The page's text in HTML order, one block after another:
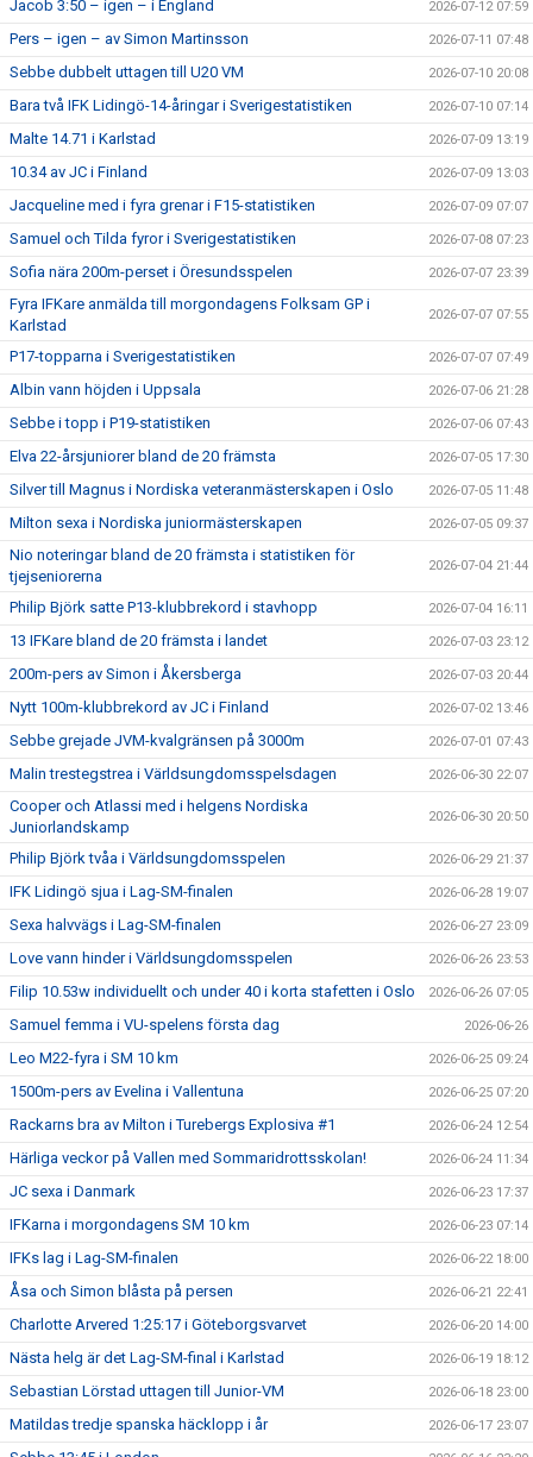
Jacob 3:50 – igen – i England 2026-07-12 07:59
Pers – igen – av Simon Martinsson 2026-07-11 07:48
Sebbe dubbelt uttagen till U20 VM 2026-07-10 20:08
Bara två IFK Lidingö-14-åringar i Sverigestatistiken 2026-07-10 07:14
Malte 14.71 i Karlstad 2026-07-09 13:19
10.34 av JC i Finland 2026-07-09 13:03
Jacqueline med i fyra grenar i F15-statistiken 2026-07-09 07:07
Samuel och Tilda fyror i Sverigestatistiken 2026-07-08 07:23
Sofia nära 200m-perset i Öresundsspelen 2026-07-07 23:39
Fyra IFKare anmälda till morgondagens Folksam GP i
Karlstad
2026-07-07 07:55
P17-topparna i Sverigestatistiken 2026-07-07 07:49
Albin vann höjden i Uppsala 2026-07-06 21:28
Sebbe i topp i P19-statistiken 2026-07-06 07:43
Elva 22-årsjuniorer bland de 20 främsta 2026-07-05 17:30
Silver till Magnus i Nordiska veteranmästerskapen i Oslo 2026-07-05 11:48
Milton sexa i Nordiska juniormästerskapen 2026-07-05 09:37
Nio noteringar bland de 20 främsta i statistiken för
tjejseniorerna
2026-07-04 21:44
Philip Björk satte P13-klubbrekord i stavhopp 2026-07-04 16:11
13 IFKare bland de 20 främsta i landet 2026-07-03 23:12
200m-pers av Simon i Åkersberga 2026-07-03 20:44
Nytt 100m-klubbrekord av JC i Finland 2026-07-02 13:46
Sebbe grejade JVM-kvalgränsen på 3000m 2026-07-01 07:43
Malin trestegstrea i Världsungdomsspelsdagen 2026-06-30 22:07
Cooper och Atlassi med i helgens Nordiska
Juniorlandskamp
2026-06-30 20:50
Philip Björk tvåa i Världsungdomsspelen 2026-06-29 21:37
IFK Lidingö sjua i Lag-SM-finalen 2026-06-28 19:07
Sexa halvvägs i Lag-SM-finalen 2026-06-27 23:09
Love vann hinder i Världsungdomsspelen 2026-06-26 23:53
Filip 10.53w individuellt och under 40 i korta stafetten i Oslo 2026-06-26 07:05
Samuel femma i VU-spelens första dag 2026-06-26
Leo M22-fyra i SM 10 km 2026-06-25 09:24
1500m-pers av Evelina i Vallentuna 2026-06-25 07:20
Rackarns bra av Milton i Turebergs Explosiva #1 2026-06-24 12:54
Härliga veckor på Vallen med Sommaridrottsskolan! 2026-06-24 11:34
JC sexa i Danmark 2026-06-23 17:37
IFKarna i morgondagens SM 10 km 2026-06-23 07:14
IFKs lag i Lag-SM-finalen 2026-06-22 18:00
Åsa och Simon blåsta på persen 2026-06-21 22:41
Charlotte Arvered 1:25:17 i Göteborgsvarvet 2026-06-20 14:00
Nästa helg är det Lag-SM-final i Karlstad 2026-06-19 18:12
Sebastian Lörstad uttagen till Junior-VM 2026-06-18 23:00
Matildas tredje spanska häcklopp i år 2026-06-17 23:07